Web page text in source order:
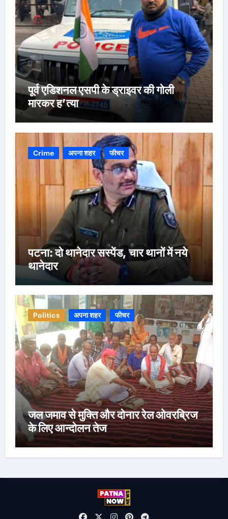
पूर्व एडिशनल एसपी के ड्राइवर की गोली
मारकर ह’त्या
Crime अपना शहर फीचर
पटना: दो थानेदार सस्पेंड, चार थानों में नये
थानेदार
Politics अपना शहर फीचर
जल जमाव से मुक्ति और दोनार रेल ओवरब्रिज
के लिए आन्दोलन तेज